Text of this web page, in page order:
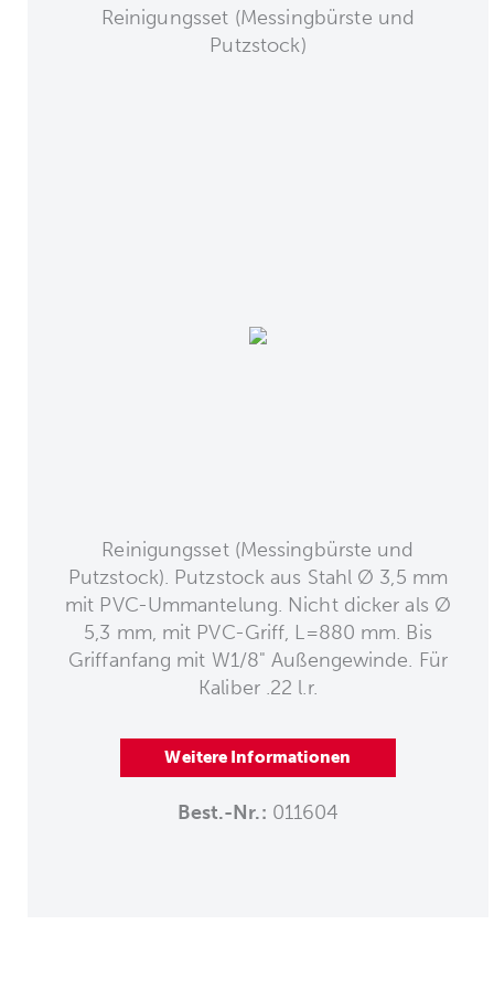
Reinigungsset (Messingbürste und
Putzstock)
Reinigungsset (Messingbürste und
Putzstock). Putzstock aus Stahl Ø 3,5 mm
mit PVC-Ummantelung. Nicht dicker als Ø
5,3 mm, mit PVC-Griff, L=880 mm. Bis
Griffanfang mit W1/8" Außengewinde. Für
Kaliber .22 l.r.
Weitere Informationen
Best.-Nr.: 011604